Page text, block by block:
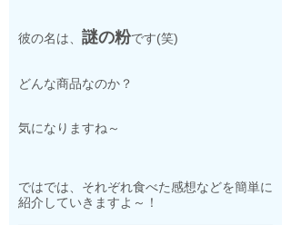
彼の名は、 謎の粉です(笑)
どんな商品なのか？
気になりますね～
ではでは、それぞれ食べた感想などを簡単に
紹介していきますよ～！